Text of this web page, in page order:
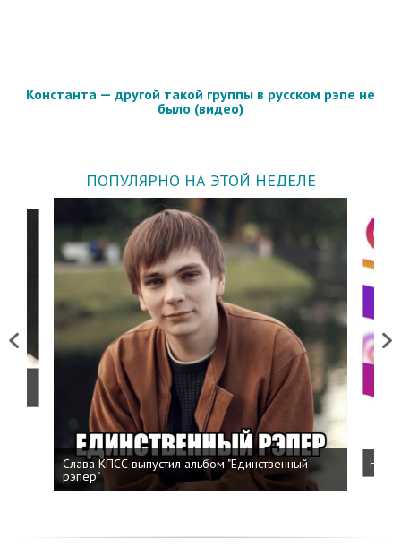
Константа — другой такой группы в русском рэпе не
было (видео)
ПОПУЛЯРНО НА ЭТОЙ НЕДЕЛЕ
Previous
Слава КПСС выпустил альбом "Единственный
рэпер"
Next